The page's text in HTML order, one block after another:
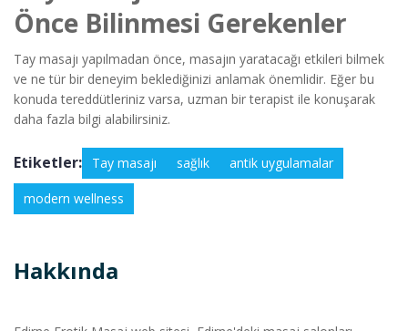
Önce Bilinmesi Gerekenler
Tay masajı yapılmadan önce, masajın yaratacağı etkileri bilmek
ve ne tür bir deneyim beklediğinizi anlamak önemlidir. Eğer bu
konuda tereddütleriniz varsa, uzman bir terapist ile konuşarak
daha fazla bilgi alabilirsiniz.
Etiketler: Tay masajı sağlık antik uygulamalar
modern wellness
Hakkında